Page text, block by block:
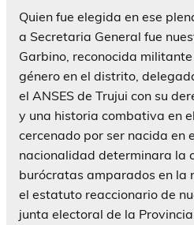
Quien fue elegida en ese
a Secretaria General fue
Garbino, reconocida
género en el distrito,
el ANSES de Trujui con su
y una historia combativa en
cercenado por ser nacida en
nacionalidad determinara la
burócratas amparados en la
el estatuto reaccionario de
junta electoral de la